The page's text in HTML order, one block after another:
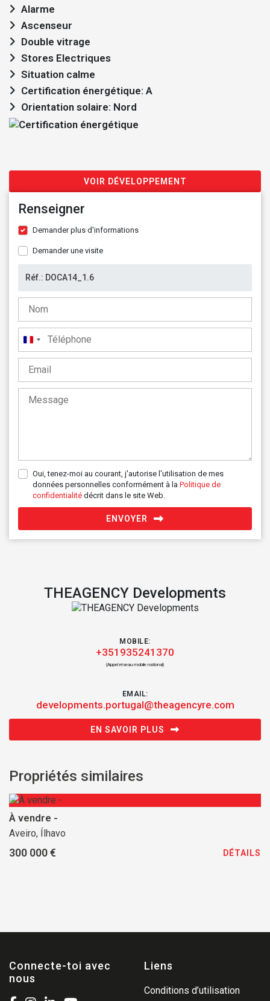
Alarme
Ascenseur
Double vitrage
Stores Electriques
Situation calme
Certification énergétique: A
Orientation solaire: Nord
VOIR DÉVELOPPEMENT
Renseigner
Demander plus d'informations
Demander une visite
France
+33
Oui, tenez-moi au courant, j'autorise l'utilisation de mes
données personnelles conformément à la Politique de
confidentialité décrit dans le site Web.
ENVOYER
THEAGENCY Developments
MOBILE:
+351935241370
(Appel réseau mobile national)
EMAIL:
developments.portugal@theagencyre.com
EN SAVOIR PLUS
Propriétés similaires
À vendre -
Aveiro, Ílhavo
300 000 € DÉTAILS
Connecte-toi avec
nous
Liens
Conditions d’utilisation